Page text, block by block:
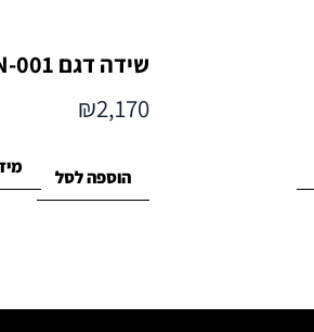
שידה דגם DN-001
₪2,170
הוספה לסל